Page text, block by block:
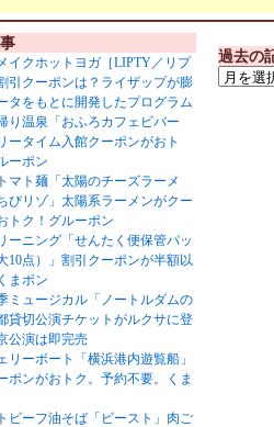
イクホットヨガ［LIPTY／リプ
引クーポンは？ライザップが膨
タをもとに開発したプログラム
り温泉「おふろカフェビバー
ータイム入館クーポンがおト
ーポン
マト麺「太陽のチーズラーメ
びリゾ」太陽系ラーメンがクー
トク！グルーポン
ーニング「せんたく便保管パッ
10点）」割引クーポンが半額以
まポン
ミュージカル「ノートルダムの
貸切公演チケットがルクサに登
公演は即完売
リーボート「横浜港内遊覧船」
ポンがおトク。予約不要。くま
ビーフ油そば「ビースト」肉ご
過去の